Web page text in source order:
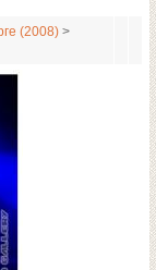
(2008) >